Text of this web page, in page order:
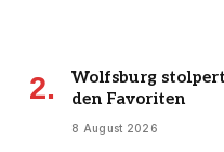
Wolfsburg
den Favoriten
8 August 2026